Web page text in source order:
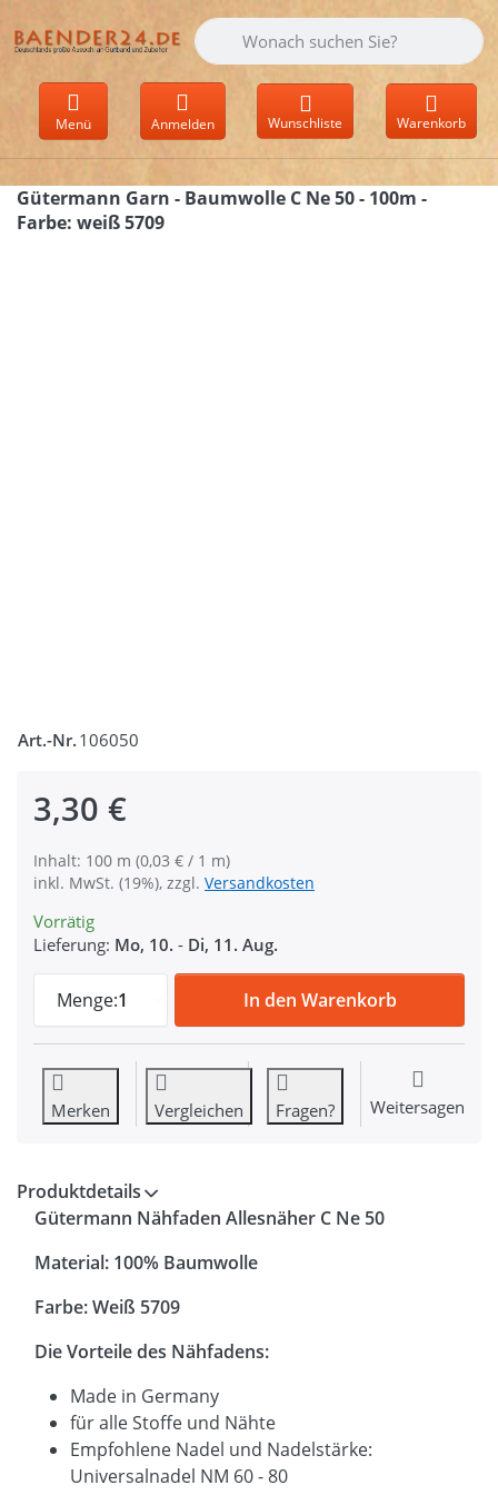
Geben Sie einen Suchbegriff ein.
Menü Anmelden Wunschliste Warenkorb
Gütermann Garn - Baumwolle C Ne 50 - 100m -
Farbe: weiß 5709
Art.-Nr. 106050
3,30 €
Inhalt: 100 m (0,03 € / 1 m)
inkl. MwSt. (19%), zzgl. Versandkosten
Vorrätig
Lieferung: Mo, 10. - Di, 11. Aug.
Menge:1
Gütermann Garn - Baumwolle C Ne 50 -
In den Warenkorb
Merken Vergleichen Fragen? Weitersagen
Produktdetails
Gütermann Nähfaden Allesnäher C Ne 50
Material: 100% Baumwolle
Farbe: Weiß 5709
Die Vorteile des Nähfadens:
Made in Germany
für alle Stoffe und Nähte
Empfohlene Nadel und Nadelstärke:
Universalnadel NM 60 - 80